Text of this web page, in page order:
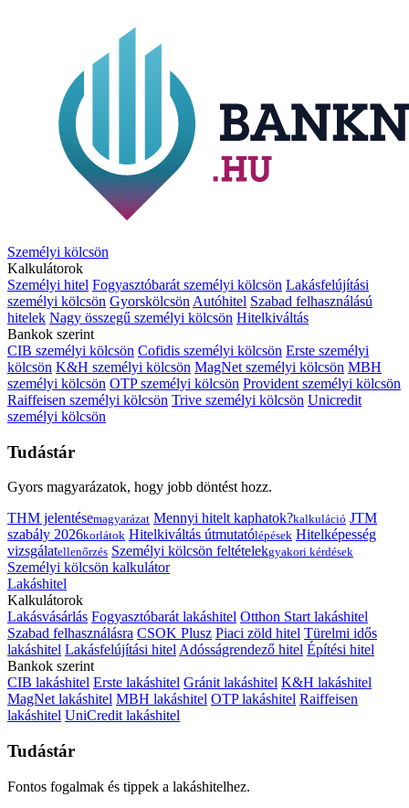
Személyi kölcsön
Kalkulátorok
Személyi hitel Fogyasztóbarát személyi kölcsön Lakásfelújítási
személyi kölcsön Gyorskölcsön Autóhitel Szabad felhasználású
hitelek Nagy összegű személyi kölcsön Hitelkiváltás
Bankok szerint
CIB személyi kölcsön Cofidis személyi kölcsön Erste személyi
kölcsön K&H személyi kölcsön MagNet személyi kölcsön MBH
személyi kölcsön OTP személyi kölcsön Provident személyi kölcsön
Raiffeisen személyi kölcsön Trive személyi kölcsön Unicredit
személyi kölcsön
Tudástár
Gyors magyarázatok, hogy jobb döntést hozz.
THM jelentésemagyarázat Mennyi hitelt kaphatok?kalkuláció JTM
szabály 2026korlátok Hitelkiváltás útmutatólépések Hitelképesség
vizsgálatellenőrzés Személyi kölcsön feltételekgyakori kérdések
Személyi kölcsön kalkulátor
Lakáshitel
Kalkulátorok
Lakásvásárlás Fogyasztóbarát lakáshitel Otthon Start lakáshitel
Szabad felhasználásra CSOK Plusz Piaci zöld hitel Türelmi idős
lakáshitel Lakásfelújítási hitelAdósságrendező hitel Építési hitel
Bankok szerint
CIB lakáshitel Erste lakáshitel Gránit lakáshitel K&H lakáshitel
MagNet lakáshitel MBH lakáshitel OTP lakáshitel Raiffeisen
lakáshitel UniCredit lakáshitel
Tudástár
Fontos fogalmak és tippek a lakáshitelhez.